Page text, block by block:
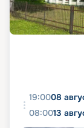
19:0008
08:0013